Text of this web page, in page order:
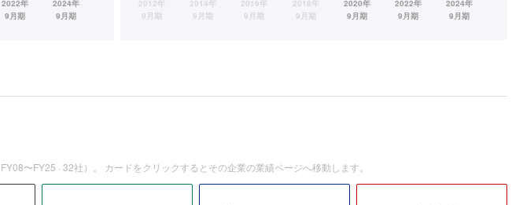
FY08〜FY25 · 32社）。 カードをクリックするとその企業の業績ページへ移動します。